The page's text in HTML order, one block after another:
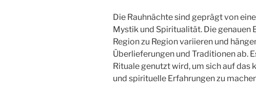
Die Rauhnächte sind geprägt von
Mystik und Spiritualität. Die genauen
Region zu Region variieren und
Überlieferungen und Traditionen ab.
Rituale genutzt wird, um sich auf
und spirituelle Erfahrungen zu